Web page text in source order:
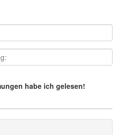
habe ich gelesen!